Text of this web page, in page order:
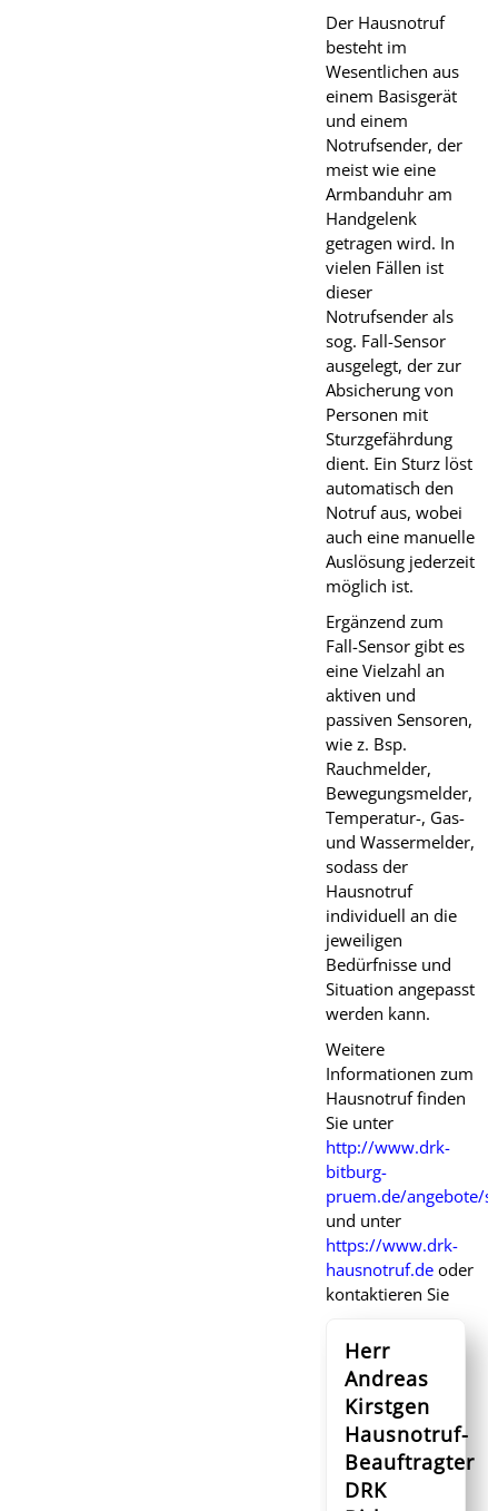
Der Hausnotruf
besteht im
Wesentlichen aus
einem Basisgerät
und einem
Notrufsender, der
meist wie eine
Armbanduhr am
Handgelenk
getragen wird. In
vielen Fällen ist
dieser
Notrufsender als
sog. Fall-Sensor
ausgelegt, der zur
Absicherung von
Personen mit
Sturzgefährdung
dient. Ein Sturz löst
automatisch den
Notruf aus, wobei
auch eine manuelle
Auslösung jederzeit
möglich ist.
Ergänzend zum
Fall-Sensor gibt es
eine Vielzahl an
aktiven und
passiven Sensoren,
wie z. Bsp.
Rauchmelder,
Bewegungsmelder,
Temperatur-, Gas-
und Wassermelder,
sodass der
Hausnotruf
individuell an die
jeweiligen
Bedürfnisse und
Situation angepasst
werden kann.
Weitere
Informationen zum
Hausnotruf finden
Sie unter
http://www.drk-
bitburg-
pruem.de/angebote/
und unter
https://www.drk-
hausnotruf.deoder
kontaktieren Sie
Herr
Andreas
Kirstgen
Hausnotruf-
Beauftragter
DRK